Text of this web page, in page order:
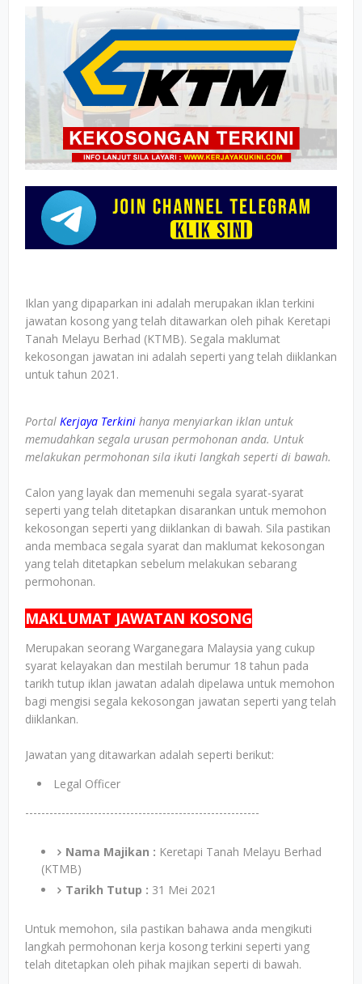
Iklan yang dipaparkan ini adalah merupakan iklan terkini
jawatan kosong yang telah ditawarkan oleh pihak Keretapi
Tanah Melayu Berhad (KTMB). Segala maklumat
kekosongan jawatan ini adalah seperti yang telah diiklankan
untuk tahun 2021.
Portal Kerjaya Terkini hanya menyiarkan iklan untuk
memudahkan segala urusan permohonan anda. Untuk
melakukan permohonan sila ikuti langkah seperti di bawah.
Calon yang layak dan memenuhi segala syarat-syarat
seperti yang telah ditetapkan disarankan untuk memohon
kekosongan seperti yang diiklankan di bawah. Sila pastikan
anda membaca segala syarat dan maklumat kekosongan
yang telah ditetapkan sebelum melakukan sebarang
permohonan.
MAKLUMAT JAWATAN KOSONG
Merupakan seorang Warganegara Malaysia yang cukup
syarat kelayakan dan mestilah berumur 18 tahun pada
tarikh tutup iklan jawatan adalah dipelawa untuk memohon
bagi mengisi segala kekosongan jawatan seperti yang telah
diiklankan.
Jawatan yang ditawarkan adalah seperti berikut:
Legal Officer
----------------------------------------------------------
Nama Majikan : Keretapi Tanah Melayu Berhad
(KTMB)
Tarikh Tutup : 31 Mei 2021
Untuk memohon, sila pastikan bahawa anda mengikuti
langkah permohonan kerja kosong terkini seperti yang
telah ditetapkan oleh pihak majikan seperti di bawah.